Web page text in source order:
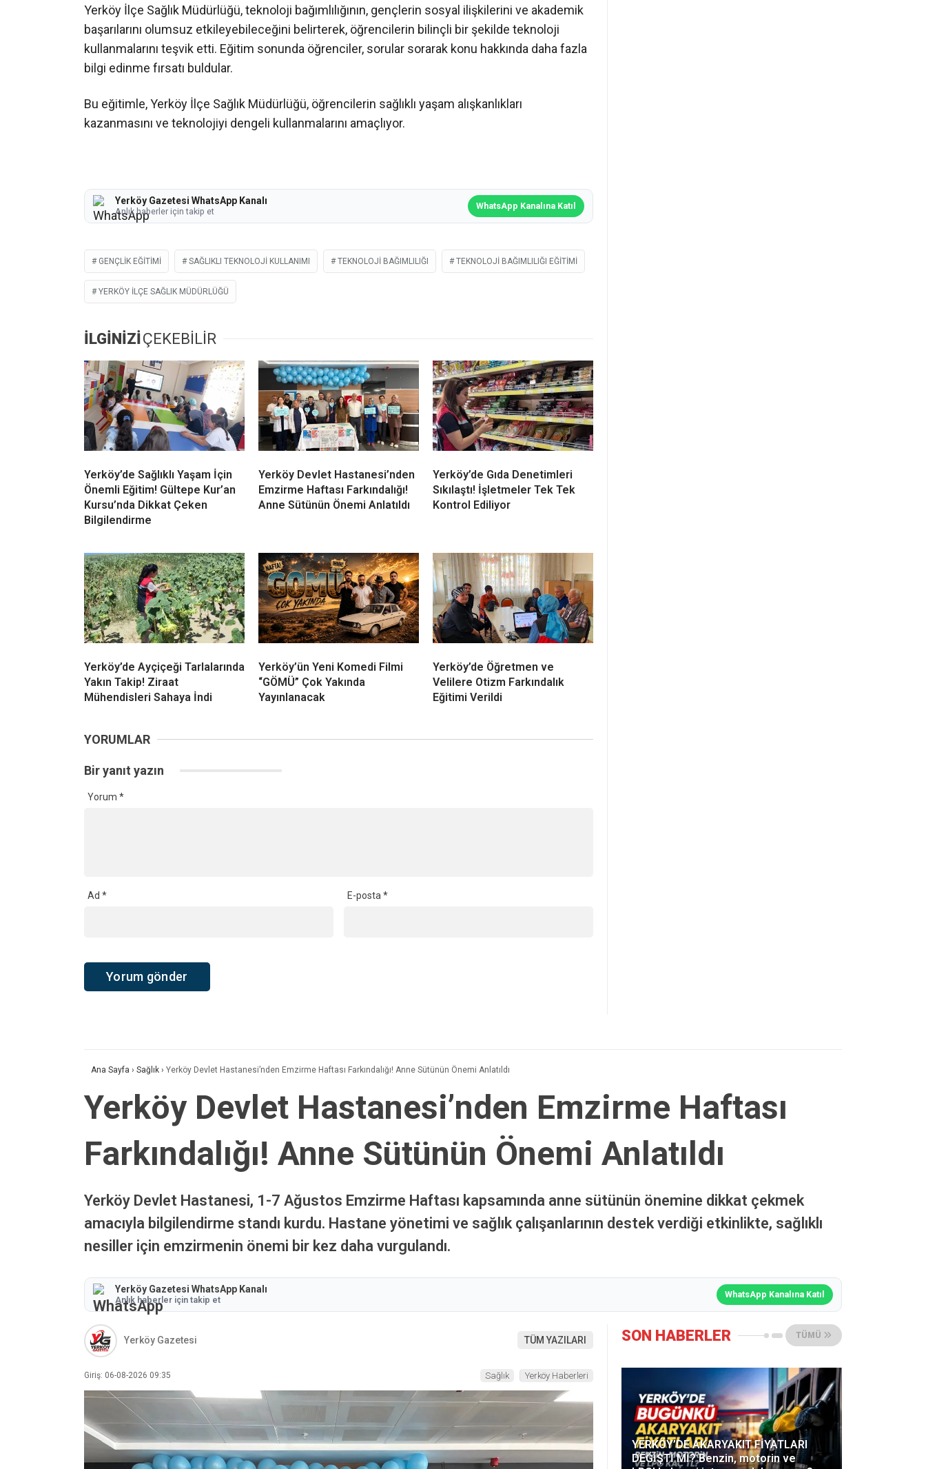
Yerköy İlçe Sağlık Müdürlüğü, teknoloji bağımlılığının, gençlerin sosyal ilişkilerini ve akademik
başarılarını olumsuz etkileyebileceğini belirterek, öğrencilerin bilinçli bir şekilde teknoloji
kullanmalarını teşvik etti. Eğitim sonunda öğrenciler, sorular sorarak konu hakkında daha fazla
bilgi edinme fırsatı buldular.
Bu eğitimle, Yerköy İlçe Sağlık Müdürlüğü, öğrencilerin sağlıklı yaşam alışkanlıkları
kazanmasını ve teknolojiyi dengeli kullanmalarını amaçlıyor.
Yerköy Gazetesi WhatsApp Kanalı
Anlık haberler için takip et
WhatsApp Kanalına Katıl
GENÇLIK EĞITIMI SAĞLIKLI TEKNOLOJI KULLANIMI TEKNOLOJI BAĞIMLILIĞI TEKNOLOJI BAĞIMLILIĞI EĞITIMI
YERKÖY İLÇE SAĞLIK MÜDÜRLÜĞÜ
İLGİNİZİÇEKEBİLİR
Yerköy’de Sağlıklı Yaşam İçin
Önemli Eğitim! Gültepe Kur’an
Kursu’nda Dikkat Çeken
Bilgilendirme
Yerköy Devlet Hastanesi’nden
Emzirme Haftası Farkındalığı!
Anne Sütünün Önemi Anlatıldı
Yerköy’de Gıda Denetimleri
Sıkılaştı! İşletmeler Tek Tek
Kontrol Ediliyor
Yerköy’de Ayçiçeği Tarlalarında
Yakın Takip! Ziraat
Mühendisleri Sahaya İndi
Yerköy’ün Yeni Komedi Filmi
“GÖMÜ” Çok Yakında
Yayınlanacak
Yerköy’de Öğretmen ve
Velilere Otizm Farkındalık
Eğitimi Verildi
YORUMLAR
Bir yanıt yazın
Yorum *
Ad * E-posta *
Ana Sayfa › Sağlık › Yerköy Devlet Hastanesi’nden Emzirme Haftası Farkındalığı! Anne Sütünün Önemi Anlatıldı
Yerköy Devlet Hastanesi’nden Emzirme Haftası
Farkındalığı! Anne Sütünün Önemi Anlatıldı
Yerköy Devlet Hastanesi, 1-7 Ağustos Emzirme Haftası kapsamında anne sütünün önemine dikkat çekmek
amacıyla bilgilendirme standı kurdu. Hastane yönetimi ve sağlık çalışanlarının destek verdiği etkinlikte, sağlıklı
nesiller için emzirmenin önemi bir kez daha vurgulandı.
Yerköy Gazetesi WhatsApp Kanalı
Anlık haberler için takip et
WhatsApp Kanalına Katıl
Yerköy Gazetesi TÜM YAZILARI
Giriş: 06-08-2026 09:35 Sağlık Yerköy Haberleri
SON HABERLER TÜMÜ
YERKÖY’DE AKARYAKIT FİYATLARI
DEĞİŞTİ Mİ? Benzin, motorin ve